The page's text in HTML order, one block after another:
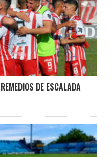
DE ESCALADA